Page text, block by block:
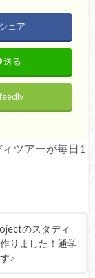
シェア
送る
feedly
ツアーが毎日1
のスタディ
りました！通学
♪